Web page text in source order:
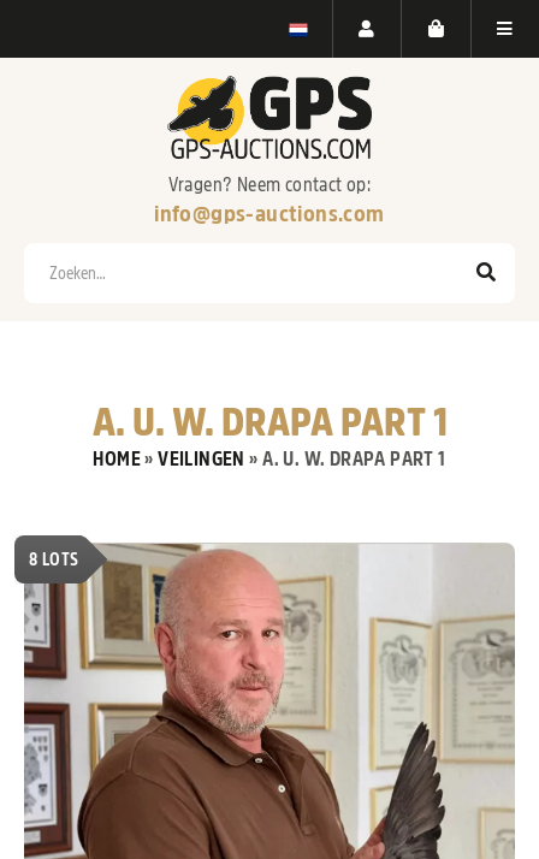
Vragen? Neem contact op:
info@gps-auctions.com
A. U. W. DRAPA PART 1
HOME»VEILINGEN »A. U. W. DRAPA PART 1
8 LOTS